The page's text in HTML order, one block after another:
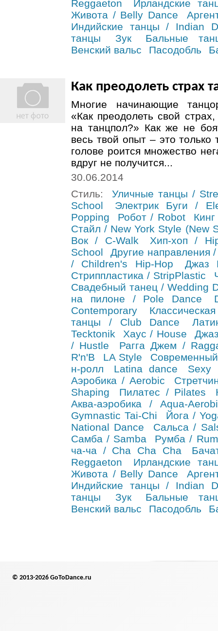
Reggaeton
Ирландские
Живота / Belly Dance
Индийские танцы / Indian
танцы
Зук
Бальные
Венский вальс
Пасодобль
Как преодолеть страх
Многие начинающие
«Как преодолеть свой
на танцпол?» Как же не
весь твой опыт – это
голове роится множество
вдруг не получится...
30.06.2014
Стиль:
Уличные танцы /
School
Электрик Буги /
Popping
Робот / Robot
Стайл / New York Style (New
Вок / C-Walk
Хип-хоп /
School
Другие направления
/ Children's Hip-Hop
Джаз
Стриппластика / StripPlastic
Свадебный танец / Wedding
на пилоне / Pole Dance
Contemporary
танцы / Club Dance
Tecktonik
Хаус / House
/ Hustle
Рагга Джем /
R'n'B
LA Style
н-ролл
Latina dance
Sexy
Аэробика / Aerobic
Shaping
Пилатес / Pilates
Аква-аэробика / Aqua-
Gymnastic Tai-Chi
Йога /
National Dance
Сальса /
Самба / Samba
Румба /
ча-ча / Cha Cha Cha
Reggaeton
Ирландские
Живота / Belly Dance
Индийские танцы / Indian
танцы
Зук
Бальные
Венский вальс
Пасодобль
© 2013-2026 GoToDance.ru